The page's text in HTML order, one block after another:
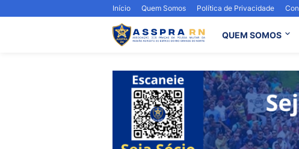
Início Quem Somos Política de Privacidade
QUEM SOMOS